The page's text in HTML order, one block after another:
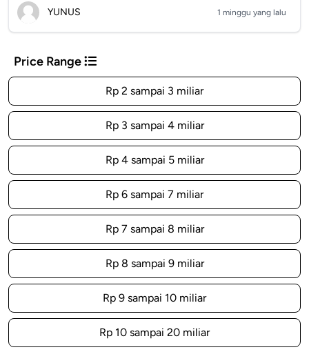
YUNUS 1 minggu yang lalu
Price Range
Rp 2 sampai 3 miliar
Rp 3 sampai 4 miliar
Rp 4 sampai 5 miliar
Rp 6 sampai 7 miliar
Rp 7 sampai 8 miliar
Rp 8 sampai 9 miliar
Rp 9 sampai 10 miliar
Rp 10 sampai 20 miliar